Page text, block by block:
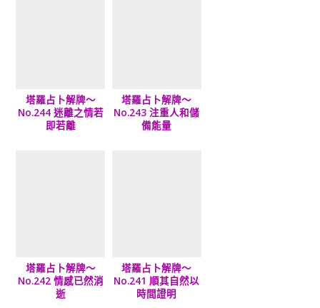
塔羅占卜解牌～
No.244 迷離之情若
即若離
塔羅占卜解牌～
No.243 注重人和儲
備能量
塔羅占卜解牌～
No.242 情感已然消
逝
塔羅占卜解牌～
No.241 順其自然以
時間證明